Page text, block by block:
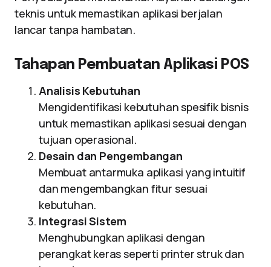
teknis untuk memastikan aplikasi berjalan
lancar tanpa hambatan.
Tahapan Pembuatan Aplikasi POS
Analisis Kebutuhan
Mengidentifikasi kebutuhan spesifik bisnis
untuk memastikan aplikasi sesuai dengan
tujuan operasional.
Desain dan Pengembangan
Membuat antarmuka aplikasi yang intuitif
dan mengembangkan fitur sesuai
kebutuhan.
Integrasi Sistem
Menghubungkan aplikasi dengan
perangkat keras seperti printer struk dan